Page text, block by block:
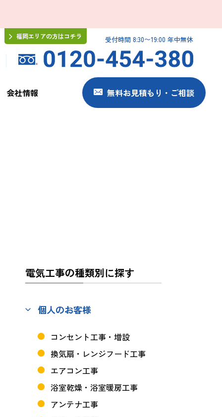
受付時間 8:30〜19:00 年中無休
福岡エリアの方はコチラ
会社情報 無料お見積もり・ご相談
電気工事の種類別に探す
個人のお客様
コンセント工事・増設
換気扇・レンジフード工事
エアコン工事
浴室乾燥・浴室暖房工事
アンテナ工事